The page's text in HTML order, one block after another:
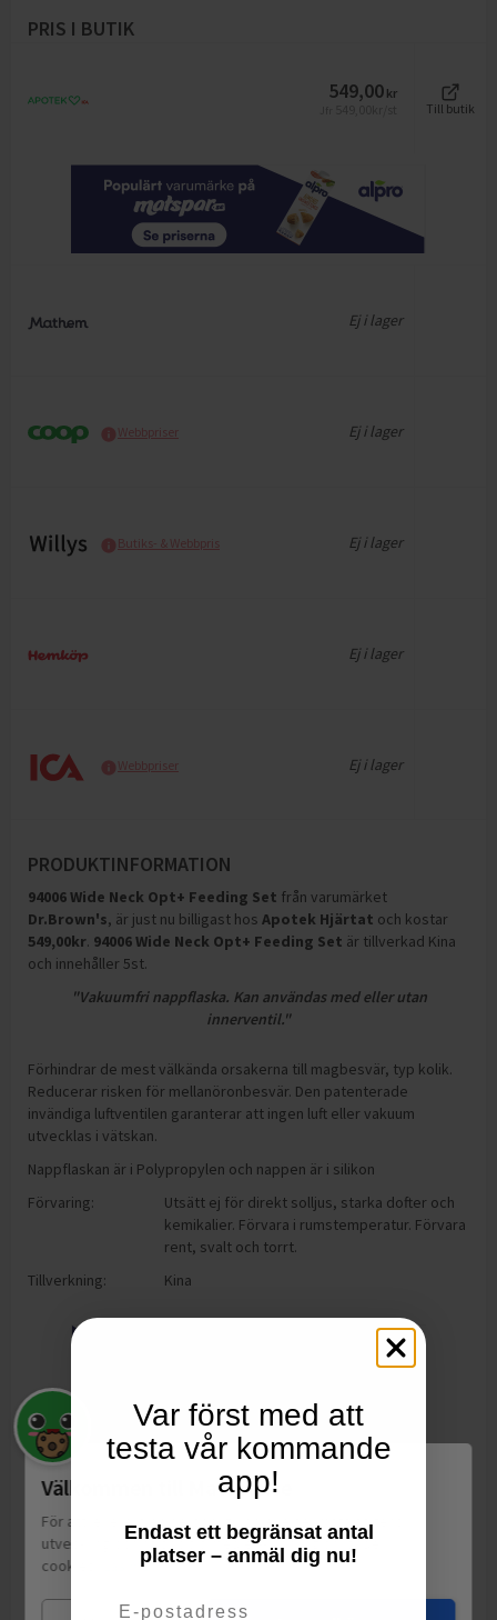
PRIS I BUTIK
549,00 kr
Till butik
Ej i lager
Webbpriser Ej i lager
Butiks- & Webbpris Ej i lager
Ej i lager
Webbpriser Ej i lager
PRODUKTINFORMATION
94006 Wide Neck Opt+ Feeding Set från varumärket
Dr.Brown's, är just nu billigast hos Apotek Hjärtat och kostar
549,00kr. 94006 Wide Neck Opt+ Feeding Set är tillverkad Kina
och innehåller 5st.
"Vakuumfri nappflaska. Kan användas med eller utan
innerventil."
Förhindrar de mest välkända orsakerna till magbesvär, typ kolik.
Reducerar risken för mellanöronbesvär. Den patenterade
invändiga luftventilen garanterar att ingen luft eller vakuum
utvecklas i vätskan.
Nappflaskan är i Polypropylen och nappen är i silikon
Förvaring:
Utsätt ej för direkt solljus, starka dofter och
kemikalier. Förvara i rumstemperatur. Förvara
rent, svalt och torrt.
Tillverkning:
Kina
Välkommen till Matspar.se
För att leverera en personlig upplevelse, mäta sajtens
utveckling och ha sociala medier-koppling använder vi
cookies.
Läs mer
Var först med att
testa vår kommande
app!
Endast ett begränsat antal
platser – anmäl dig nu!